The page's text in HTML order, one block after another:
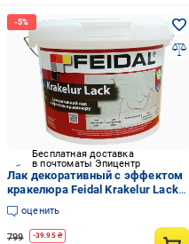
Бесплатная доставка
в почтоматы Эпицентр
Лак декоративный с эффектом
кракелюра Feidal Krakelur Lack
0,5 л (2964359584)
оценить
799 -39.95₴